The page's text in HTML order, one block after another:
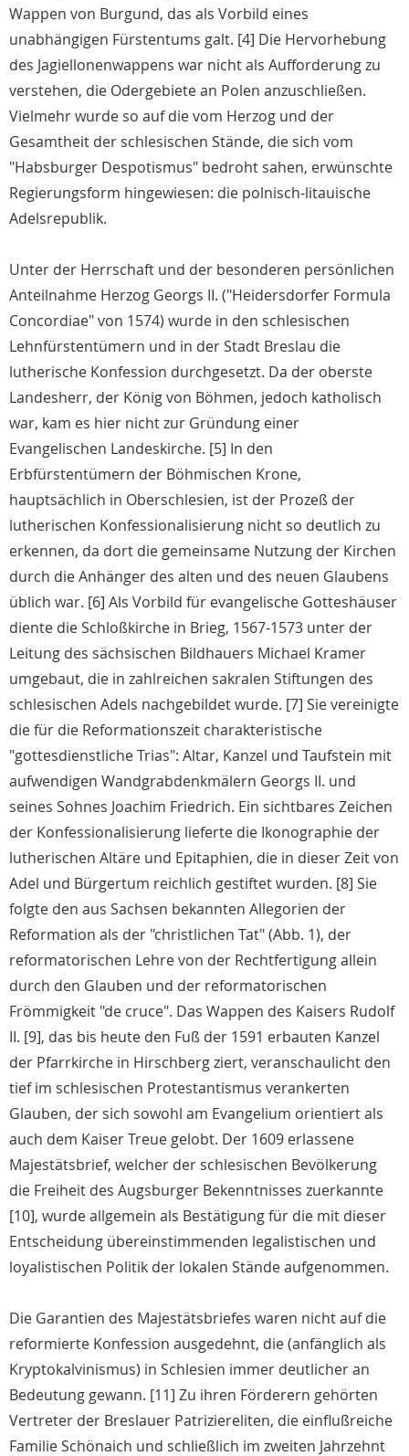
Wappen von Burgund, das als Vorbild eines
unabhängigen Fürstentums galt. [4] Die Hervorhebung
des Jagiellonenwappens war nicht als Aufforderung zu
verstehen, die Odergebiete an Polen anzuschließen.
Vielmehr wurde so auf die vom Herzog und der
Gesamtheit der schlesischen Stände, die sich vom
"Habsburger Despotismus" bedroht sahen, erwünschte
Regierungsform hingewiesen: die polnisch-litauische
Adelsrepublik.
Unter der Herrschaft und der besonderen persönlichen
Anteilnahme Herzog Georgs II. ("Heidersdorfer Formula
Concordiae" von 1574) wurde in den schlesischen
Lehnfürstentümern und in der Stadt Breslau die
lutherische Konfession durchgesetzt. Da der oberste
Landesherr, der König von Böhmen, jedoch katholisch
war, kam es hier nicht zur Gründung einer
Evangelischen Landeskirche. [5] In den
Erbfürstentümern der Böhmischen Krone,
hauptsächlich in Oberschlesien, ist der Prozeß der
lutherischen Konfessionalisierung nicht so deutlich zu
erkennen, da dort die gemeinsame Nutzung der Kirchen
durch die Anhänger des alten und des neuen Glaubens
üblich war. [6] Als Vorbild für evangelische Gotteshäuser
diente die Schloßkirche in Brieg, 1567-1573 unter der
Leitung des sächsischen Bildhauers Michael Kramer
umgebaut, die in zahlreichen sakralen Stiftungen des
schlesischen Adels nachgebildet wurde. [7] Sie vereinigte
die für die Reformationszeit charakteristische
"gottesdienstliche Trias": Altar, Kanzel und Taufstein mit
aufwendigen Wandgrabdenkmälern Georgs II. und
seines Sohnes Joachim Friedrich. Ein sichtbares Zeichen
der Konfessionalisierung lieferte die Ikonographie der
lutherischen Altäre und Epitaphien, die in dieser Zeit von
Adel und Bürgertum reichlich gestiftet wurden. [8] Sie
folgte den aus Sachsen bekannten Allegorien der
Reformation als der "christlichen Tat" (Abb. 1), der
reformatorischen Lehre von der Rechtfertigung allein
durch den Glauben und der reformatorischen
Frömmigkeit "de cruce". Das Wappen des Kaisers Rudolf
II. [9], das bis heute den Fuß der 1591 erbauten Kanzel
der Pfarrkirche in Hirschberg ziert, veranschaulicht den
tief im schlesischen Protestantismus verankerten
Glauben, der sich sowohl am Evangelium orientiert als
auch dem Kaiser Treue gelobt. Der 1609 erlassene
Majestätsbrief, welcher der schlesischen Bevölkerung
die Freiheit des Augsburger Bekenntnisses zuerkannte
[10], wurde allgemein als Bestätigung für die mit dieser
Entscheidung übereinstimmenden legalistischen und
loyalistischen Politik der lokalen Stände aufgenommen.
Die Garantien des Majestätsbriefes waren nicht auf die
reformierte Konfession ausgedehnt, die (anfänglich als
Kryptokalvinismus) in Schlesien immer deutlicher an
Bedeutung gewann. [11] Zu ihren Förderern gehörten
Vertreter der Breslauer Patriziereliten, die einflußreiche
Familie Schönaich und schließlich im zweiten Jahrzehnt